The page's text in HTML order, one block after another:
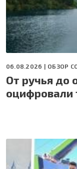
06.08.2026 | ОБЗОР
От ручья до
оцифровали